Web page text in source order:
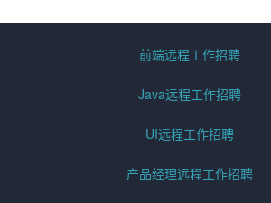
前端远程工作招聘
Java远程工作招聘
UI远程工作招聘
产品经理远程工作招聘